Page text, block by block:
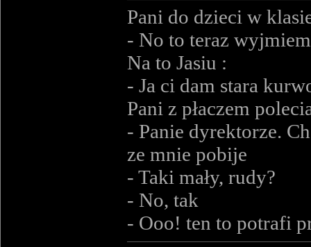
Pani do dzieci w
- No to teraz
Na to Jasiu :
- Ja ci dam stara
Pani z płaczem
- Panie dyrektorze.
ze mnie pobije
- Taki mały, rudy?
- No, tak
- Ooo! ten to potrafi